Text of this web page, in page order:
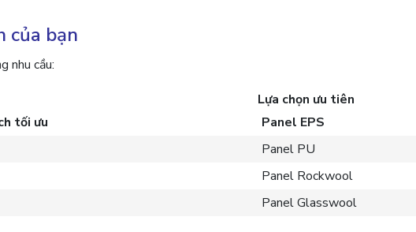
của bạn
nhu cầu:
Lựa chọn ưu tiên
tối ưu
Panel EPS
Panel PU
Panel Rockwool
Panel Glasswool